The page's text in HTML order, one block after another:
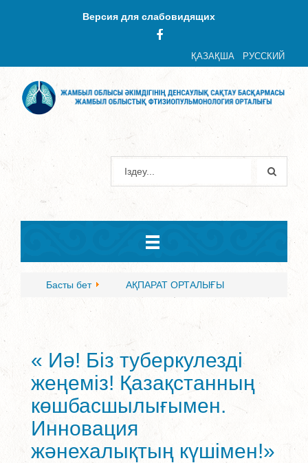
Версия для слабовидящих
ҚАЗАҚША РУССКИЙ
Басты бет АҚПАРАТ ОРТАЛЫҒЫ
« Иә! Біз туберкулезді
жеңеміз! Қазақстанның
көшбасшылығымен.
Инновация
жәнехалықтың күшімен!»